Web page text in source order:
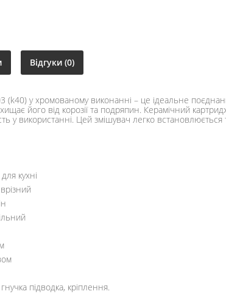
Відгуки (0)
(k40) у хромованому виконанні – це ідеальне
його від корозії та подряпин. Керамічний
у використанні. Цей змішувач легко встановлюється
кухні
підводка, кріплення.